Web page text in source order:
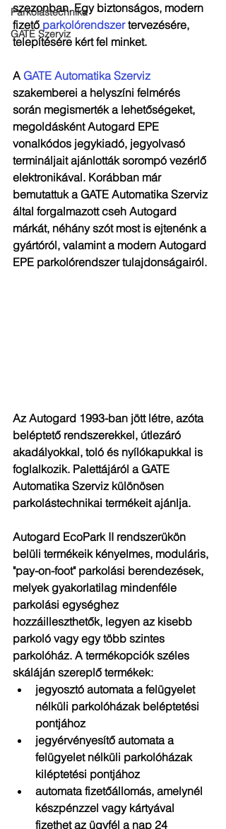
Parkolástechnika
GATE Szerviz
szezonban. Egy biztonságos, modern
fizető parkolórendszer tervezésére,
telepítésére kért fel minket.
A GATE Automatika Szerviz
szakemberei a helyszíni felmérés
során megismerték a lehetőségeket,
megoldásként Autogard EPE
vonalkódos jegykiadó, jegyolvasó
termináljait ajánlották sorompó vezérlő
elektronikával. Korábban már
bemutattuk a GATE Automatika Szerviz
által forgalmazott cseh Autogard
márkát, néhány szót most is ejtenénk a
gyártóról, valamint a modern Autogard
EPE parkolórendszer tulajdonságairól.
Az Autogard 1993-ban jött létre, azóta
beléptető rendszerekkel, útlezáró
akadályokkal, toló és nyílókapukkal is
foglalkozik. Palettájáról a GATE
Automatika Szerviz különösen
parkolástechnikai termékeit ajánlja.
Autogard EcoPark II rendszerükön
belüli termékeik kényelmes, moduláris,
"pay-on-foot" parkolási berendezések,
melyek gyakorlatilag mindenféle
parkolási egységhez
hozzáilleszthetők, legyen az kisebb
parkoló vagy egy több szintes
parkolóház. A termékopciók széles
skáláján szereplő termékek:
jegyosztó automata a felügyelet
nélküli parkolóházak beléptetési
pontjához
jegyérvényesítő automata a
felügyelet nélküli parkolóházak
kiléptetési pontjához
automata fizetőállomás, amelynél
készpénzzel vagy kártyával
fizethet az ügyfél a nap 24